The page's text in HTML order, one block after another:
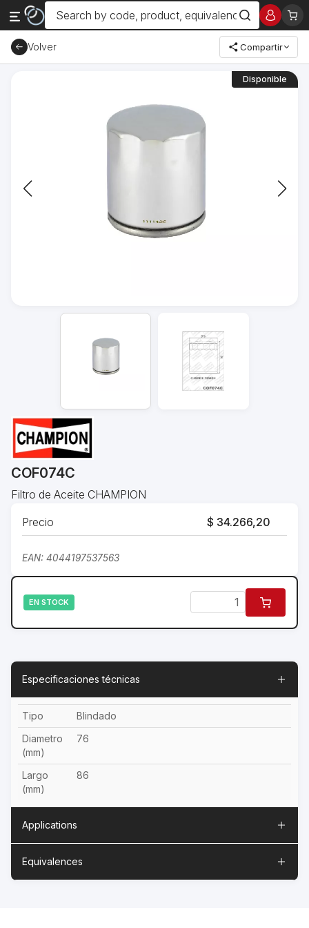
Volver Compartir
Disponible
COF074C
Filtro de Aceite CHAMPION
Precio
$ 34.266,20
EAN: 4044197537563
EN STOCK
Especificaciones técnicas
Tipo
Blindado
Diametro
(mm)
76
Largo
(mm)
86
Applications
Equivalences